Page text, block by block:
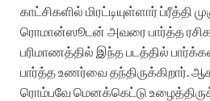
காட்சிகளில் மிரட்டியுள்ளார் ப்ரீத்தி
ரொமான்ஸூடன் அவரை பார்த்த
பரிமாணத்தில் இந்த படத்தில்
பார்த்த உணர்வை தந்திருக்கிறார்.
ரொம்பவே மெனக்கெட்டு